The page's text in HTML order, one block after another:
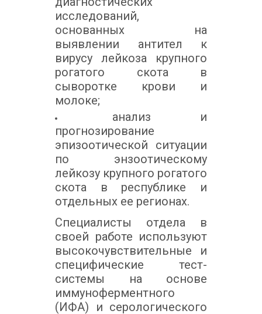
исследований,
основанных на
выявлении антител к
вирусу лейкоза крупного
рогатого скота в
сыворотке крови и
молоке;
анализ и
прогнозирование
эпизоотической ситуации
по энзоотическому
лейкозу крупного рогатого
скота в республике и
отдельных ее регионах.
Специалисты отдела в
своей работе используют
высокочувствительные и
специфические тест-
системы на основе
иммуноферментного
(ИФА) и серологического